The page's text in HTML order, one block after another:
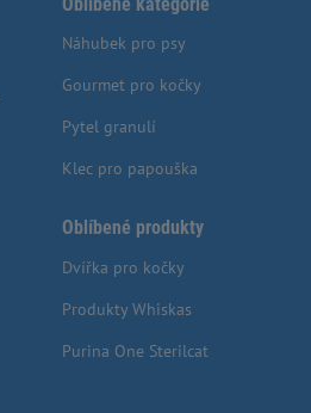
Náhubek pro psy
Gourmet pro kočky
Pytel granulí
Klec pro papouška
Oblíbené produkty
Dvířka pro kočky
Produkty Whiskas
Purina One Sterilcat